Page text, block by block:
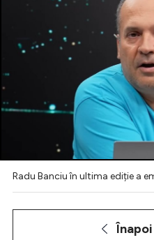
Intră în cont
Creează
Radu Banciu în ultima ediție a